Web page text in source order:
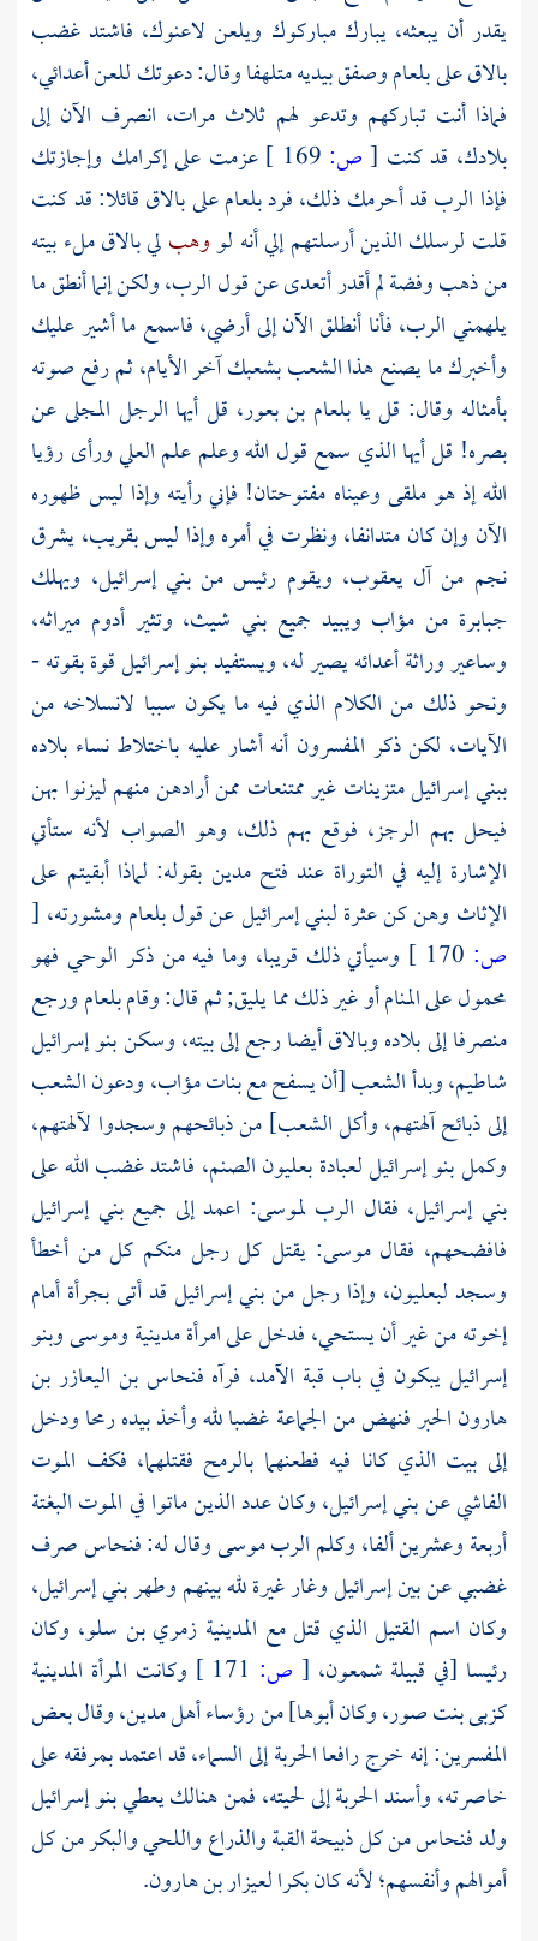
يقدر أن يبعثه، يبارك مباركوك ويلعن لاعنوك، فاشتد غضب
بالاقعلىبلعاموصفق بيديه متلهفا وقال: دعوتك للعن أعدائي،
فماذا أنت تباركهم وتدعو لهم ثلاث مرات، انصرف الآن إلى
بلادك، قد كنت [ص:
عزمت على إكرامك وإجازتك
فإذا الرب قد أحرمك ذلك، فرد بلعام على بالاق قائلا: قد كنت
قلت لرسلك الذين أرسلتهم إلي أنه لووهبلي بالاق ملء بيته
من ذهب وفضة لم أقدر أتعدى عن قول الرب، ولكن إنما أنطق ما
يلهمني الرب، فأنا أنطلق الآن إلى أرضي، فاسمع ما أشير عليك
وأخبرك ما يصنع هذا الشعب بشعبك آخر الأيام، ثم رفع صوته
بأمثاله وقال: قل يا بلعام بن بعور، قل أيها الرجل المجلى عن
بصره! قل أيها الذي سمع قول الله وعلم علم العلي ورأى رؤيا
الله إذ هو ملقى وعيناه مفتوحتان! فإني رأيته وإذا ليس ظهوره
الآن وإن كان متدانفا، ونظرت في أمره وإذا ليس بقريب، يشرق
نجم من آليعقوب، ويقوم رئيس من بني إسرائيل، ويهلك
جبابرة من مؤاب ويبيد جميع بني شيث، وتثير أدوم ميراثه،
وساعير وراثة أعدائه يصير له، ويستفيد بنو إسرائيل قوة بقوته -
ونحو ذلك من الكلام الذي فيه ما يكون سببا لانسلاخه من
الآيات، لكن ذكر المفسرون أنه أشار عليه باختلاط نساء بلاده
ببني إسرائيل متزينات غير ممتنعات ممن أرادهن منهم ليزنوا بهن
فيحل بهم الرجز، فوقع بهم ذلك، وهو الصواب لأنه ستأتي
الإشارة إليه في التوراة عند فتحمدين بقوله: لماذا أبقيتم على
الإثاث وهن كن عثرة لبني إسرائيل عن قولبلعامومشورته، [
ص:
وسيأتي ذلك قريبا، وما فيه من ذكر الوحي فهو
محمول على المنام أو غير ذلك مما يليق; ثم قال: وقامبلعامورجع
منصرفا إلى بلاده وبالاق أيضا رجع إلى بيته، وسكن بنو إسرائيل
شاطيم، وبدأ الشعب [أن يسفح مع بنات مؤاب، ودعون الشعب
إلى ذبائح آلهتهم، وأكل الشعب] من ذبائحهم وسجدوا لآلهتهم،
وكمل بنو إسرائيل لعبادة بعليون الصنم، فاشتد غضب الله على
بني إسرائيل، فقال الربلموسى: اعمد إلى جميع بني إسرائيل
فافضحهم، فقالموسى:يقتل كل رجل منكم كل من أخطأ
وسجد لبعليون، وإذا رجل من بني إسرائيل قد أتى بجرأة أمام
إخوته من غير أن يستحي، فدخل على امرأة مدينيةوموسىوبنو
إسرائيل يبكون في باب قبة الآمد، فرآه فنحاس بن اليعازر بن
هارونالحبر فنهض من الجماعة غضبا لله وأخذ بيده رمحا ودخل
إلى بيت الذي كانا فيه فطعنهما بالرمح فقتلهما، فكف الموت
الفاشي عن بني إسرائيل، وكان عدد الذين ماتوا في الموت البغتة
أربعة وعشرين ألفا، وكلم الربموسىوقال له: فنحاس صرف
غضبي عن بين إسرائيل وغار غيرة لله بينهم وطهر بني إسرائيل،
وكان اسم القتيل الذي قتل مع المدينية زمري بن سلو، وكان
رئيسا [في قبيلة شمعون، [ ص:
وكانت المرأة المدينية
كزبى بنت صور،وكان أبوها] من رؤساء أهلمدين،وقال بعض
المفسرين: إنه خرج رافعا الحربة إلى السماء، قد اعتمد بمرفقه على
خاصرته، وأسند الحربة إلى لحيته، فمن هنالك يعطي بنو إسرائيل
ولدفنحاسمن كل ذبيحة القبة والذراع واللحي والبكر من كل
أموالهم وأنفسهم؛ لأنه كان بكرالعيزار بن هارون.